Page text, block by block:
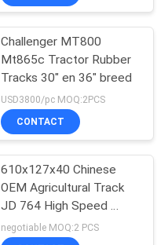
Challenger MT800
Mt865c Tractor Rubber
Tracks 30" en 36" breed
USD3800/pc MOQ:2PCS
CONTACT
610x127x40 Chinese
OEM Agricultural Track
JD 764 High Speed ​​
Dozer Rubber Track
negotiable MOQ:2 PCS